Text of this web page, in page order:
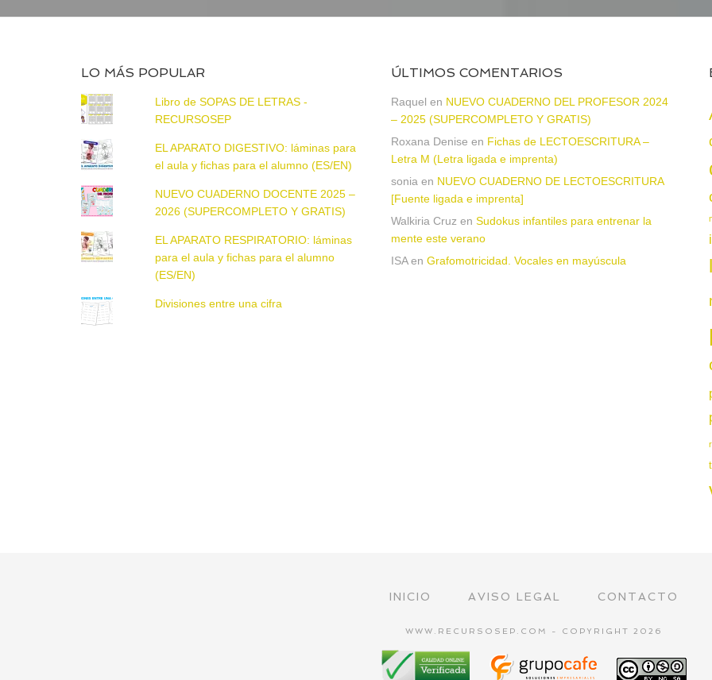
LO MÁS POPULAR
Libro de SOPAS DE LETRAS -
RECURSOSEP
EL APARATO DIGESTIVO: láminas para
el aula y fichas para el alumno (ES/EN)
NUEVO CUADERNO DOCENTE 2025 –
2026 (SUPERCOMPLETO Y GRATIS)
EL APARATO RESPIRATORIO: láminas
para el aula y fichas para el alumno
(ES/EN)
Divisiones entre una cifra
ÚLTIMOS COMENTARIOS
Raquel en NUEVO CUADERNO DEL PROFESOR 2024
– 2025 (SUPERCOMPLETO Y GRATIS)
Roxana Denise en Fichas de LECTOESCRITURA –
Letra M (Letra ligada e imprenta)
sonia en NUEVO CUADERNO DE LECTOESCRITURA
[Fuente ligada e imprenta]
Walkiria Cruz en Sudokus infantiles para entrenar la
mente este verano
ISAen Grafomotricidad. Vocales en mayúscula
INICIO AVISO LEGAL CONTACTO
WWW.RECURSOSEP.COM - COPYRIGHT 2026